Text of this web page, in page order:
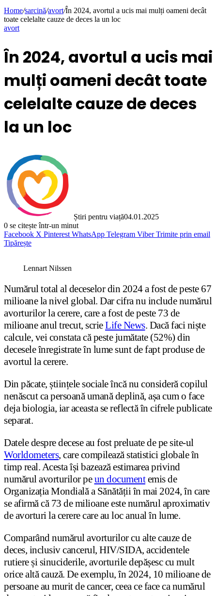
Home/sarcină/avort/În 2024, avortul a ucis mai mulți oameni decât
toate celelalte cauze de deces la un loc
avort
În 2024, avortul a ucis mai
mulți oameni decât toate
celelalte cauze de deces
la un loc
Știri pentru viață04.01.2025
0 se citește într-un minut
Facebook X Pinterest WhatsApp Telegram Viber Trimite prin email
Tipărește
Lennart Nilssen
Numărul total al deceselor din 2024 a fost de peste 67
milioane la nivel global. Dar cifra nu include numărul
avorturilor la cerere, care a fost de peste 73 de
milioane anul trecut, scrieLife News. Dacă faci niște
calcule, vei constata că peste jumătate (52%) din
decesele înregistrate în lume sunt de fapt produse de
avortul la cerere.
Din păcate, științele sociale încă nu consideră copilul
nenăscut ca persoană umană deplină, așa cum o face
deja biologia, iar aceasta se reflectă în cifrele publicate
separat.
Datele despre decese au fost preluate de pe site-ul
Worldometers, care compilează statistici globale în
timp real. Acesta își bazează estimarea privind
numărul avorturilor peun documentemis de
Organizația Mondială a Sănătății în mai 2024, în care
se afirmă că 73 de milioane este numărul aproximativ
de avorturi la cerere care au loc anual în lume.
Comparând numărul avorturilor cu alte cauze de
deces, inclusiv cancerul, HIV/SIDA, accidentele
rutiere și sinuciderile, avorturile depășesc cu mult
orice altă cauză. De exemplu, în 2024, 10 milioane de
persoane au murit de cancer, ceea ce face ca numărul